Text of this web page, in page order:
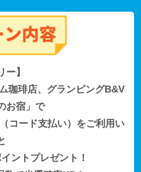
ー】
珈琲店、グランピングB&V
お宿」で
コード支払い）をご利用い
ントプレゼント！